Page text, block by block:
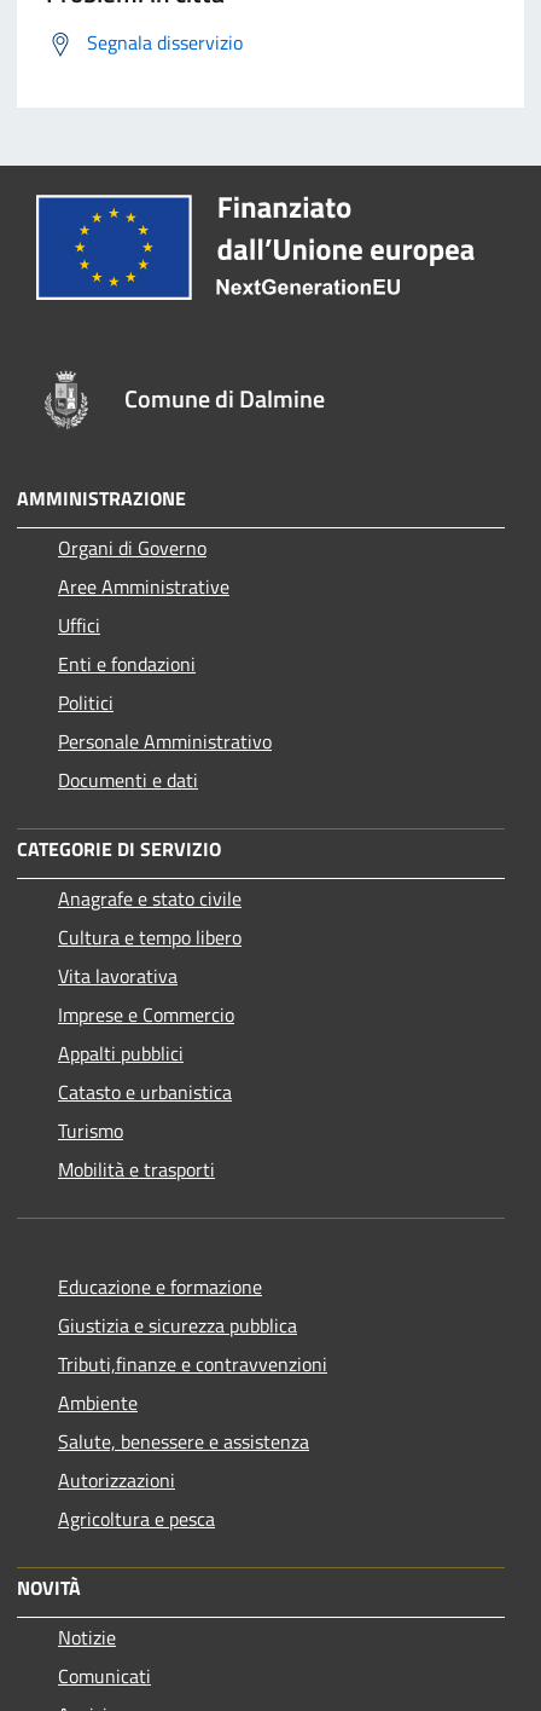
Segnala disservizio
Comune di Dalmine
AMMINISTRAZIONE
Organi di Governo
Aree Amministrative
Uffici
Enti e fondazioni
Politici
Personale Amministrativo
Documenti e dati
CATEGORIE DI SERVIZIO
Anagrafe e stato civile
Cultura e tempo libero
Vita lavorativa
Imprese e Commercio
Appalti pubblici
Catasto e urbanistica
Turismo
Mobilità e trasporti
Educazione e formazione
Giustizia e sicurezza pubblica
Tributi,finanze e contravvenzioni
Ambiente
Salute, benessere e assistenza
Autorizzazioni
Agricoltura e pesca
NOVITÀ
Notizie
Comunicati